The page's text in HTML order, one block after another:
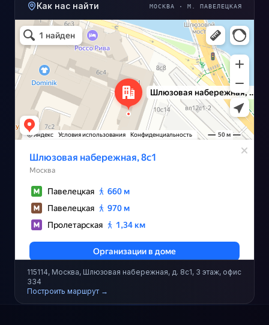
Как нас найти МОСКВА · М. ПАВЕЛЕЦКАЯ
115114, Москва, Шлюзовая набережная, д. 8с1, 3 этаж, офис
334
Построить маршрут →